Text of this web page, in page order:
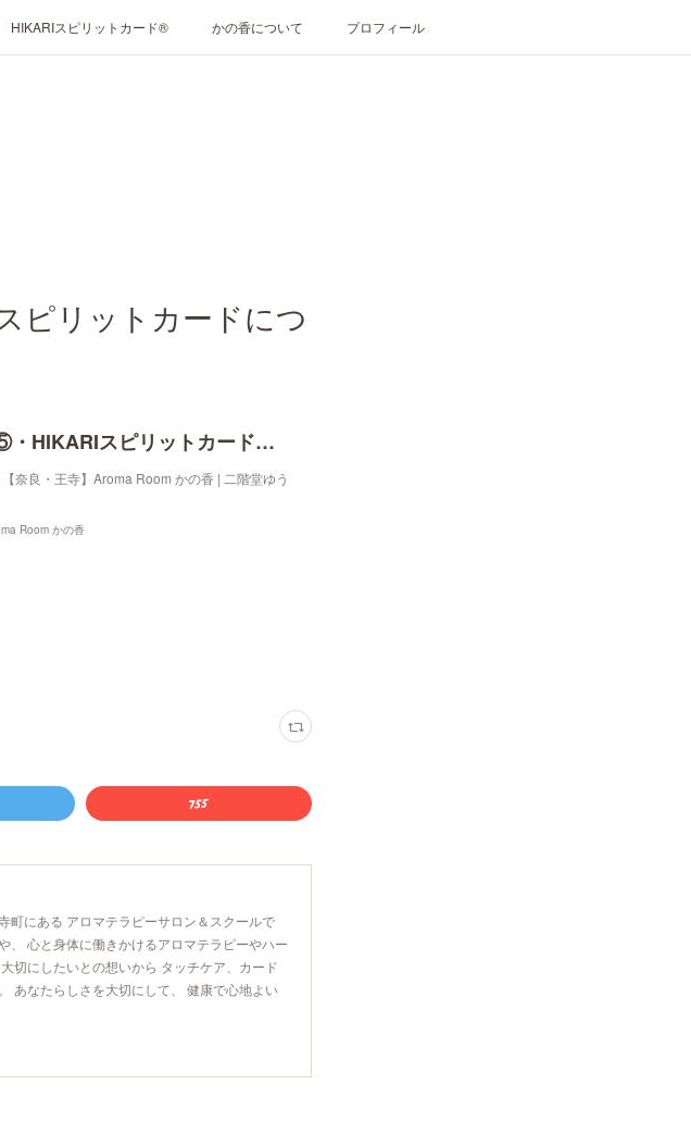
HIKARIスピリットカード® かの香について プロフィール
ピリットカードにつ
『かの香のご紹介⑤・HIKARIスピリットカードについて』
奈良・王寺】Aroma Room かの香 | 二階堂ゆう
Room かの香
町にある アロマテラピーサロン＆スクールで
、 心と身体に働きかけるアロマテラピーやハー
切にしたいとの想いから タッチケア、カード
あなたらしさを大切にして、 健康で心地よい